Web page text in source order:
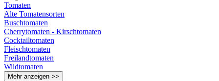
Tomaten
Alte Tomatensorten
Buschtomaten
Cherrytomaten - Kirschtomaten
Cocktailtomaten
Fleischtomaten
Freilandtomaten
Wildtomaten
Mehr anzeigen >>